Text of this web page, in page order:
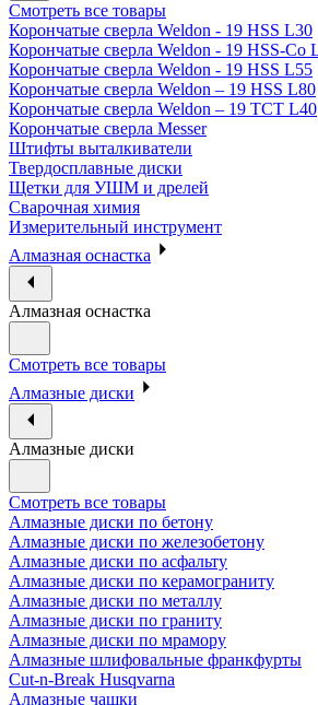
Смотреть все товары
Корончатые сверла Weldon - 19 HSS L30
Корончатые сверла Weldon - 19 HSS-Co
Корончатые сверла Weldon - 19 HSS L55
Корончатые сверла Weldon – 19 HSS L80
Корончатые сверла Weldon – 19 TCT L40
Корончатые сверла Messer
Штифты выталкиватели
Твердосплавные диски
Щетки для УШМ и дрелей
Сварочная химия
Измерительный инструмент
Алмазная оснастка
Алмазная оснастка
Смотреть все товары
Алмазные диски
Алмазные диски
Смотреть все товары
Алмазные диски по бетону
Алмазные диски по железобетону
Алмазные диски по асфальту
Алмазные диски по керамограниту
Алмазные диски по металлу
Алмазные диски по граниту
Алмазные диски по мрамору
Алмазные шлифовальные франкфурты
Cut-n-Break Husqvarna
Алмазные чашки